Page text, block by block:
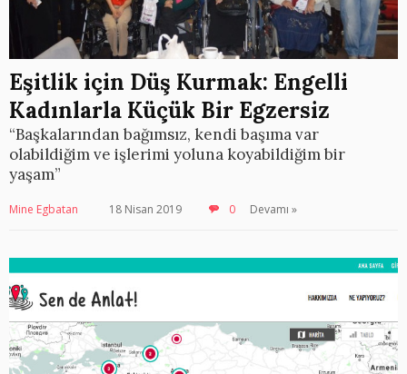
Eşitlik için Düş Kurmak: Engelli
Kadınlarla Küçük Bir Egzersiz
“Başkalarından bağımsız, kendi başıma var
olabildiğim ve işlerimi yoluna koyabildiğim bir
yaşam”
Mine Egbatan 18 Nisan 2019 0 Devamı »